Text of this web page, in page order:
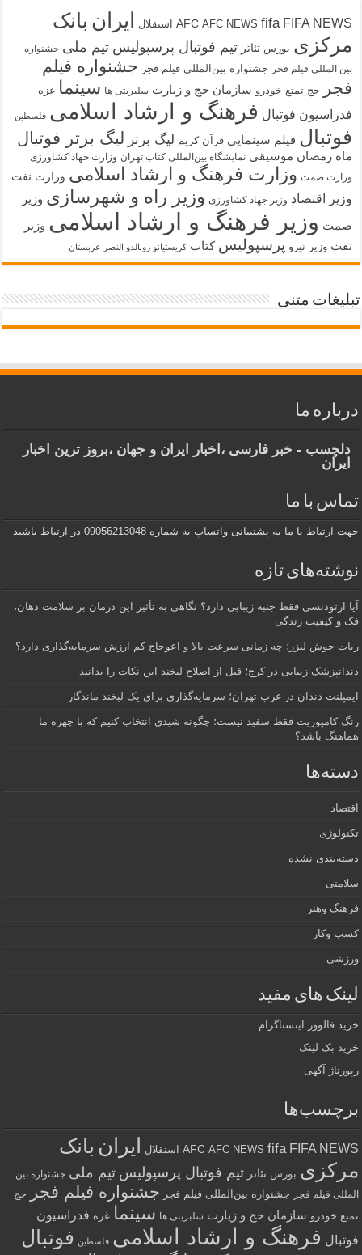
AFC AFC NEWS fifa FIFA NEWS استقلال ایران بانک
مرکزی بورس تئاتر تیم فوتبال پرسپولیس تیم ملی جشنواره
بین المللی فیلم فجر جشنواره بین‌المللی فیلم فجر جشنواره فیلم
فجر
حج تمتع خودرو سازمان حج و زیارت سلبریتی ها سینما غزه
فدراسیون فوتبال فرهنگ و ارشاد اسلامی فلسطین
فوتبال فیلم سینمایی قرآن کریم لیگ برتر لیگ برتر فوتبال
ماه رمضان موسیقی نمایشگاه بین‌المللی کتاب تهران وزارت جهاد کشاورزی
وزارت صمت وزارت فرهنگ و ارشاد اسلامی وزارت نفت
وزیر اقتصاد وزیر جهاد کشاورزی وزیر راه و شهرسازی وزیر
صمت وزیر فرهنگ و ارشاد اسلامی وزیر
نفت وزیر نیرو پرسپولیس کتاب کریستیانو رونالدو النصر عربستان
تبلیغات متنی
درباره ما
دلچسب - خبر فارسی ،اخبار ایران و جهان ،بروز ترین اخبار
ایران
تماس با ما
جهت ارتباط با ما به پشتیبانی واتساپ به شماره 09056213048 در ارتباط باشید
نوشته‌های تازه
آیا ارتودنسی فقط جنبه زیبایی دارد؟ نگاهی به تأثیر این درمان بر سلامت دهان،
فک و کیفیت زندگی
ربات جوش لیزر؛ چه زمانی سرعت بالا و اعوجاج کم ارزش سرمایه‌گذاری دارد؟
دندانپزشک زیبایی در کرج؛ قبل از اصلاح لبخند این نکات را بدانید
ایمپلنت دندان در غرب تهران؛ سرمایه‌گذاری برای یک لبخند ماندگار
رنگ کامپوزیت فقط سفید نیست؛ چگونه شیدی انتخاب کنیم که با چهره ما
هماهنگ باشد؟
دسته‌ها
اقتصاد
تکنولوژی
دسته‌بندی نشده
سلامتی
فرهنگ وهنر
کسب وکار
ورزشی
لینک های مفید
خرید فالوور اینستاگرام
خرید بک لینک
رپورتاژ آگهی
برچسب‌ها
AFC AFC NEWS fifa FIFA NEWS استقلال ایران بانک
مرکزی بورس تئاتر تیم فوتبال پرسپولیس تیم ملی جشنواره بین
المللی فیلم فجر جشنواره بین‌المللی فیلم فجر جشنواره فیلم فجر
حج
تمتع خودرو سازمان حج و زیارت سلبریتی ها سینما غزه فدراسیون
فوتبال فرهنگ و ارشاد اسلامی فلسطین فوتبال